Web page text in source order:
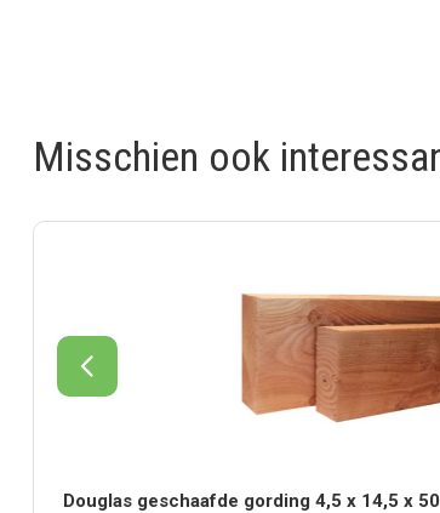
Misschien ook
Douglas geschaafde gording 4,5 x 14,5 x